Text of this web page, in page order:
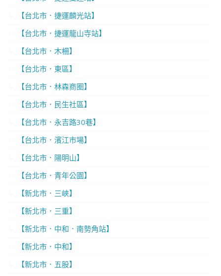
【台北市．捷運麟光站】
【台北市．捷運龍山寺站】
【台北市．木柵】
【台北市．東區】
【台北市．林森商圈】
【台北市．民生社區】
【台北市．永吉路30巷】
【台北市．濱江市場】
【台北市．陽明山】
【台北市．青年公園】
【新北市．三峽】
【新北市．三重】
【新北市．中和．南勢角站】
【新北市．中和】
【新北市．五股】